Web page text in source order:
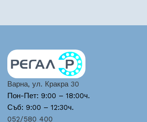
Варна, ул. Кракра 30
Пон-Пет: 9:00 – 18:00ч.
Съб: 9:00 – 12:30ч.
052/580 400